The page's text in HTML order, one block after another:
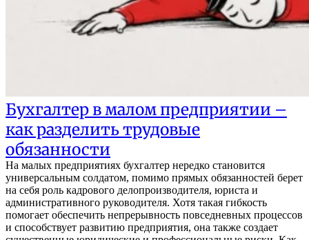
Бухгалтер в малом предприятии –
как разделить трудовые
обязанности
На малых предприятиях бухгалтер нередко становится
универсальным солдатом, помимо прямых обязанностей берет
на себя роль кадрового делопроизводителя, юриста и
административного руководителя. Хотя такая гибкость
помогает обеспечить непрерывность повседневных процессов
и способствует развитию предприятия, она также создает